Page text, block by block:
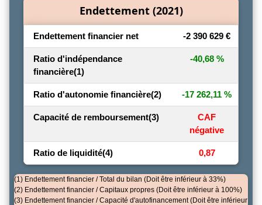
Endettement (2021)
Endettement financier net -2 390 629 €
Ratio d'indépendance
financière(1)
-40,68 %
Ratio d'autonomie financière(2) -17 262,11 %
Capacité de remboursement(3)
CAF
négative
Ratio de liquidité(4) 0,87
(1) Endettement financier / Total du bilan (Doit être inférieur à 33%)
(2) Endettement financier / Capitaux propres (Doit être inférieur à 100%)
(3) Endettement financier / Capacité d'autofinancement (Doit être inférieur